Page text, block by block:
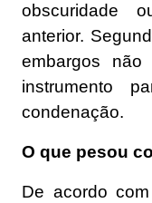
obscuridade
anterior.
embargos
instrumento
condenação.
O que pesou
De acordo